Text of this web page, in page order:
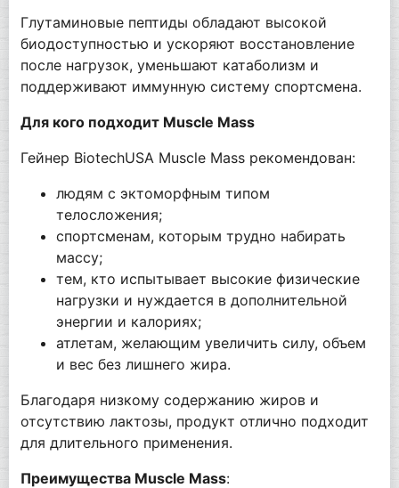
Глутаминовые пептиды обладают высокой
биодоступностью и ускоряют восстановление
после нагрузок, уменьшают катаболизм и
поддерживают иммунную систему спортсмена.
Для кого подходит Muscle Mass
Гейнер BiotechUSA Muscle Mass рекомендован:
людям с эктоморфным типом
телосложения;
спортсменам, которым трудно набирать
массу;
тем, кто испытывает высокие физические
нагрузки и нуждается в дополнительной
энергии и калориях;
атлетам, желающим увеличить силу, объем
и вес без лишнего жира.
Благодаря низкому содержанию жиров и
отсутствию лактозы, продукт отлично подходит
для длительного применения.
Преимущества Muscle Mass: